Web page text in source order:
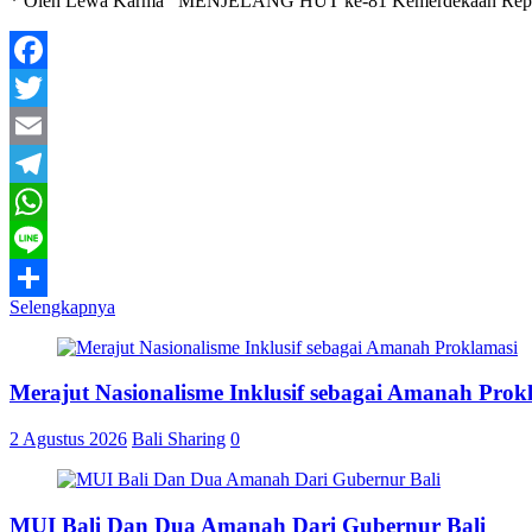
Facebook
Twitter
Email
Telegram
WhatsApp
Line
Share
Selengkapnya
Merajut Nasionalisme Inklusif sebagai Amanah
2 Agustus 2026 Bali Sharing 0
MUI Bali Dan Dua Amanah Dari Gubernur Bali